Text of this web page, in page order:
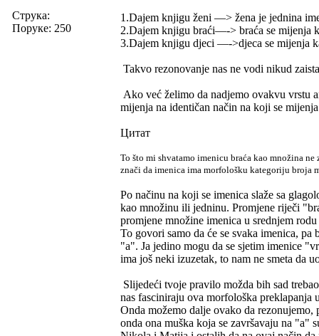
Струка:
Поруке: 250
1.Dajem knjigu ženi —> žena je jednina
2.Dajem knjigu braći—-> braća se mijenja
3.Dajem knjigu djeci —->djeca se mijenja
Takvo rezonovanje nas ne vodi nikud
Ako već želimo da nadjemo ovakvu vrstu
mijenja na identičan način na koji se
Цитат
To što mi shvatamo imenicu braća kao množina
znači da imenica ima morfološku kategoriju broja
Po načinu na koji se imenica slaže sa
kao množinu ili jedninu. Promjene riječi
promjene množine imenica u srednjem
To govori samo da će se svaka imenica,
"a". Ja jedino mogu da se sjetim imenice
ima još neki izuzetak, to nam ne smeta da
Slijedeći tvoje pravilo možda bih sad
nas fasciniraju ova morfološka preklapanja
Onda možemo dalje ovako da
onda ona muška koja se završavaju na "a"